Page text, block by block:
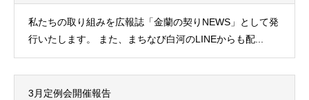
私たちの取り組みを広報誌「金蘭の契りNEWS」として発
行いたします。 また、まちなび白河のLINEからも配...
3月定例会開催報告